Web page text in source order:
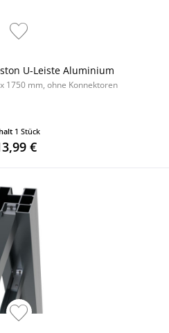
U-Leiste Aluminium
1750 mm, ohne Konnektoren
1 Stück
€